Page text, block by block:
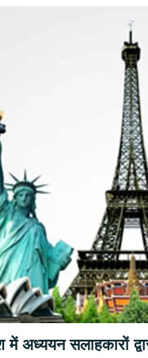
अध्ययन सलाहकारों